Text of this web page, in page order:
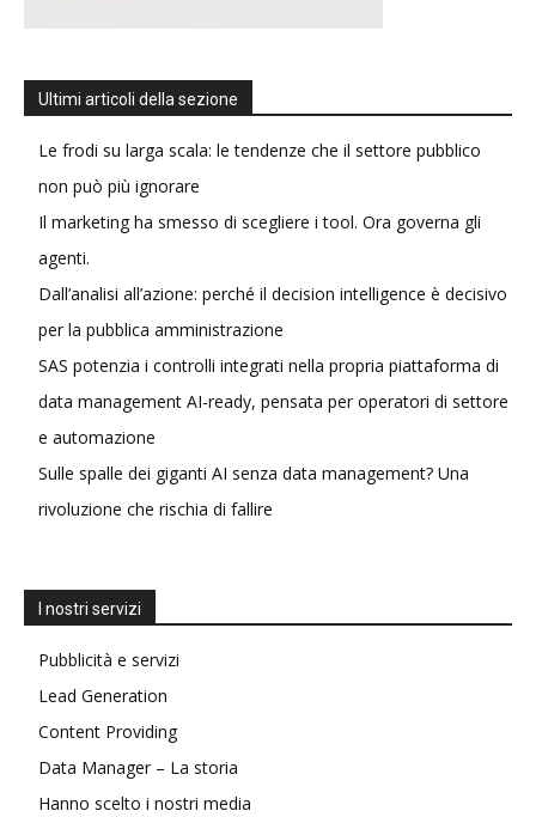
Ultimi articoli della sezione
Le frodi su larga scala: le tendenze che il settore pubblico
non può più ignorare
Il marketing ha smesso di scegliere i tool. Ora governa gli
agenti.
Dall’analisi all’azione: perché il decision intelligence è decisivo
per la pubblica amministrazione
SAS potenzia i controlli integrati nella propria piattaforma di
data management AI-ready, pensata per operatori di settore
e automazione
Sulle spalle dei giganti AI senza data management? Una
rivoluzione che rischia di fallire
I nostri servizi
Pubblicità e servizi
Lead Generation
Content Providing
Data Manager – La storia
Hanno scelto i nostri media